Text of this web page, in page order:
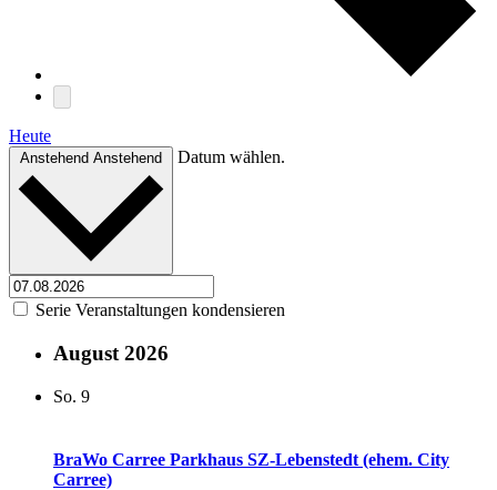
Heute
Anstehend Anstehend Datum wählen.
Serie Veranstaltungen kondensieren
August 2026
So. 9
BraWo Carree Parkhaus SZ-Lebenstedt (ehem. City
Carree)